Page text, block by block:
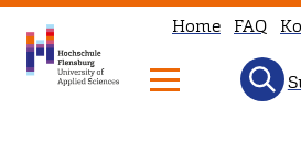
Home FAQ